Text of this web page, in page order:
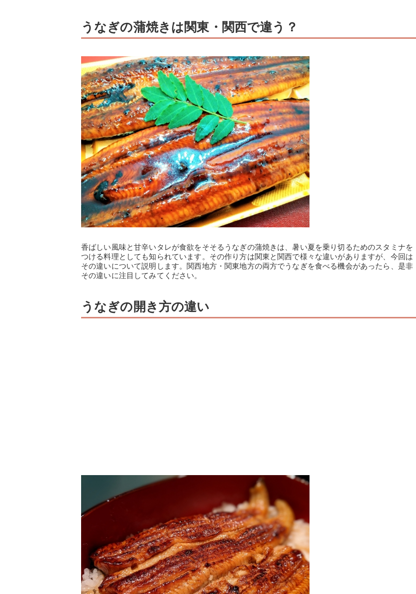
うなぎの蒲焼きは関東・関西で違う？
香ばしい風味と甘辛いタレが食欲をそそるうなぎの蒲焼きは、暑い夏を乗り切るためのスタミナを
つける料理としても知られています。その作り方は関東と関西で様々な違いがありますが、今回は
その違いについて説明します。関西地方・関東地方の両方でうなぎを食べる機会があったら、是非
その違いに注目してみてください。
うなぎの開き方の違い